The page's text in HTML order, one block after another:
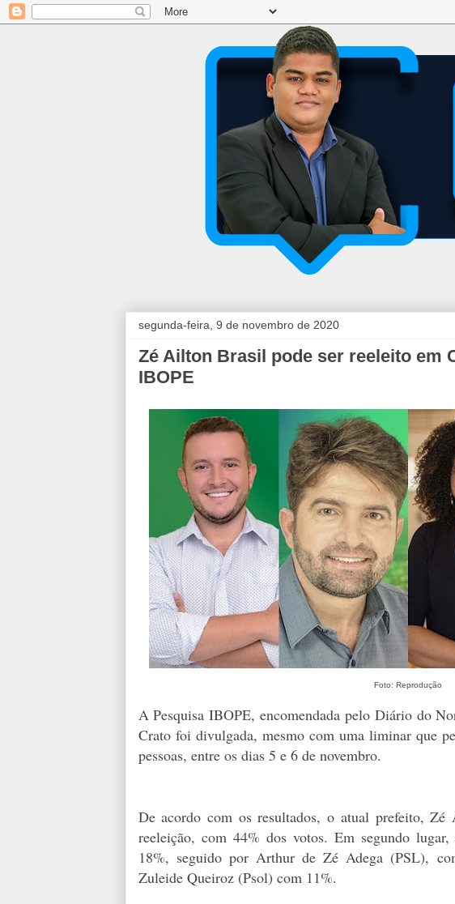
segunda-feira, 9 de novembro de 2020
Zé Ailton Brasil pode ser reeleito em
IBOPE
Foto: Reprodução
A Pesquisa IBOPE, encomendada pelo Diário do
Crato foi divulgada, mesmo com uma liminar que
pessoas, entre os dias 5 e 6 de novembro.
De acordo com os resultados, o atual prefeito,
reeleição, com 44% dos votos. Em segundo
18%, seguido por Arthur de Zé Adega (PSL),
Zuleide Queiroz (Psol) com 11%.